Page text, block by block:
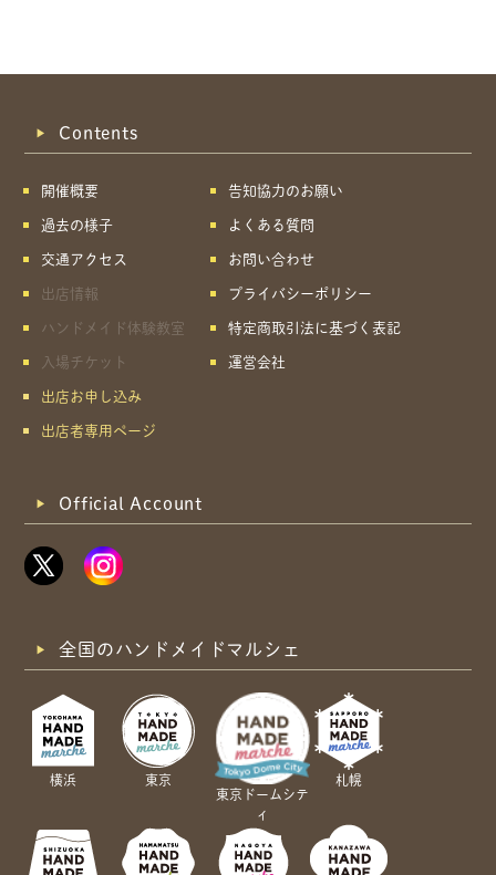
共有方法を選択
Contents
開催概要
過去の様子
交通アクセス
出店情報
ハンドメイド体験教室
入場チケット
出店お申し込み
出店者専用ページ
告知協力のお願い
よくある質問
お問い合わせ
プライバシーポリシー
特定商取引法に基づく表記
運営会社
Official Account
全国のハンドメイドマルシェ
横浜
東京
東京ドームシテ
ィ
札幌